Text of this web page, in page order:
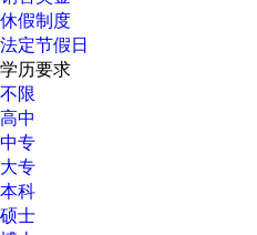
休假制度
法定节假日
学历要求
不限
高中
中专
大专
本科
硕士